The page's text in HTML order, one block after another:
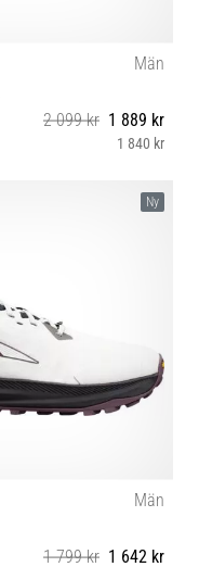
Män
2 099 kr 1 889 kr
1 840 kr
Ny
Män
1 799 kr 1 642 kr